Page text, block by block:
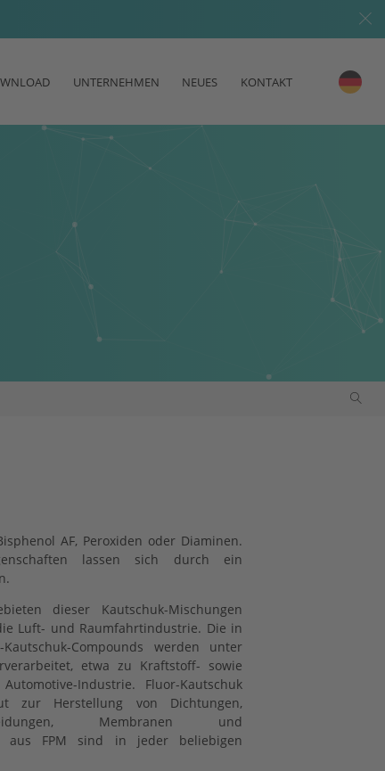
UNTERNEHMEN NEUES KONTAKT
AF, Peroxiden oder Diaminen.
lassen sich durch ein
dieser Kautschuk-Mischungen
Luft- und Raumfahrtindustrie. Die in
Compounds werden unter
etwa zu Kraftstoff- sowie
Industrie. Fluor-Kautschuk
zur Herstellung von Dichtungen,
Membranen und
aus FPM sind in jeder beliebigen